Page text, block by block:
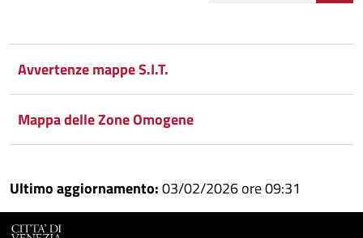
Facebook
su
Twitter
Condividi
su
Google
Plus
Condividi
su
Whatsapp
Avvertenze mappe S.I.T.
Mappa delle Zone Omogene
Ultimo aggiornamento:03/02/2026 ore 09:31